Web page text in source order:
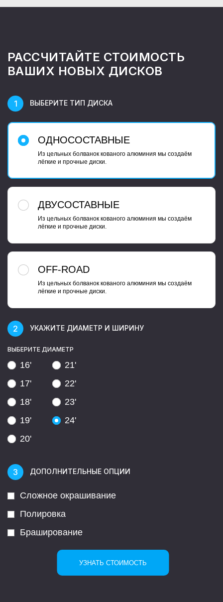
РАССЧИТАЙТЕ СТОИМОСТЬ
ВАШИХ НОВЫХ ДИСКОВ
ВЫБЕРИТЕ ТИП ДИСКА
ОДНОСОСТАВНЫЕ
Из цельных болванок кованого алюминия мы создаём
лёгкие и прочные диски.
ДВУСОСТАВНЫЕ
Из цельных болванок кованого алюминия мы создаём
лёгкие и прочные диски.
OFF-ROAD
Из цельных болванок кованого алюминия мы создаём
лёгкие и прочные диски.
УКАЖИТЕ ДИАМЕТР И ШИРИНУ
ВЫБЕРИТЕ ДИАМЕТР
16'
17'
18'
19'
20'
21'
22'
23'
24'
ДОПОЛНИТЕЛЬНЫЕ ОПЦИИ
Сложное окрашивание
Полировка
Браширование